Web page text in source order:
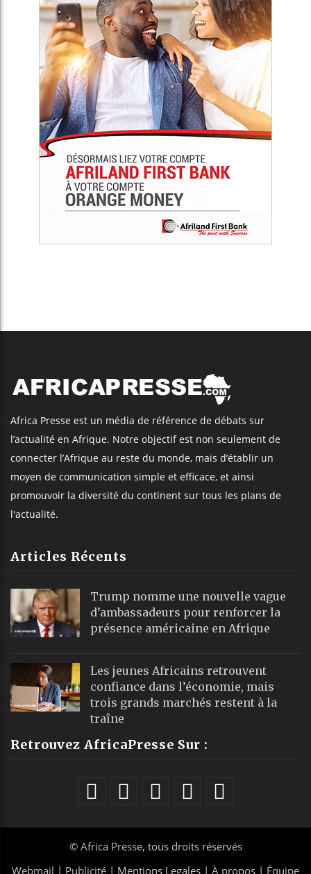
Africa Presse est un média de référence de débats sur
l’actualité en Afrique. Notre objectif est non seulement de
connecter l’Afrique au reste du monde, mais d’établir un
moyen de communication simple et efficace, et ainsi
promouvoir la diversité du continent sur tous les plans de
l'actualité.
Articles Récents
Trump nomme une nouvelle vague
d’ambassadeurs pour renforcer la
présence américaine en Afrique
Les jeunes Africains retrouvent
confiance dans l’économie, mais
trois grands marchés restent à la
traîne
Retrouvez AfricaPresse Sur :
© Africa Presse, tous droits réservés
Webmail | Publicité | Mentions Legales | À propos | Équipe